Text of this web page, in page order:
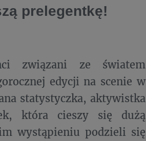
prelegentkę!
związani ze światem
edycji na scenie w
statystyczka, aktywistka
która cieszy się dużą
wystąpieniu podzieli się